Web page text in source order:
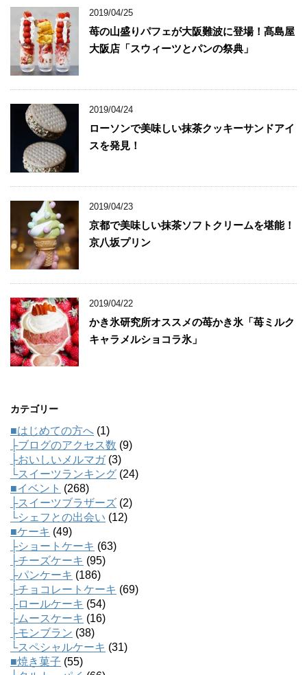
2019/04/25
苺の山盛りパフェが大阪難波に登場！髙島屋
大阪店「スウィーツとパンの祭典」
2019/04/24
ローソンで美味しい抹茶クッキーサンドアイ
スを発見！
2019/04/23
京都で美味しい抹茶ソフトクリームを堪能！
京八坂プリン
2019/04/22
かき氷研究所オススメの苺かき氷「苺ミルク
キャラメルショコラ氷」
カテゴリー
■はじめての方へ (1)
├ブログのアクセス数 (9)
├おいしいメルマガ(3)
└スイーツランキング (24)
■イベント (268)
├スイーツブラザーズ (2)
└シェフとの出会い (12)
■ケーキ (49)
├ショートケーキ (63)
├チーズケーキ (95)
├パンケーキ (186)
├チョコレートケーキ (69)
├ロールケーキ (54)
├ムースケーキ (16)
├モンブラン (38)
└スペシャルケーキ (31)
■焼き菓子 (55)